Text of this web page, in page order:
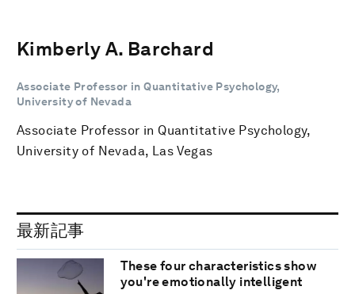
Kimberly A. Barchard
Associate Professor in Quantitative Psychology,
University of Nevada
Associate Professor in Quantitative Psychology,
University of Nevada, Las Vegas
最新記事
These four characteristics show
you're emotionally intelligent